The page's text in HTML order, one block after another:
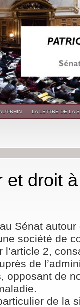
RHIN LA LETTRE DE LA
droit à
Sénat autour
société de
2,
de
opposant de
de la